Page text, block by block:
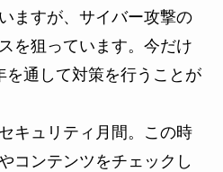
ますが、サイバー攻撃の
を狙っています。今だけ
を通して対策を行うことが
キュリティ月間。この時
コンテンツをチェックし